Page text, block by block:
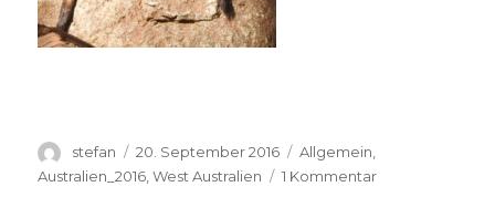
Autor
stefan
Veröffentlicht
am
20. September 2016 Kategorien
Allgemein,
Australien_2016 ,West Australien 1 Kommentarzu